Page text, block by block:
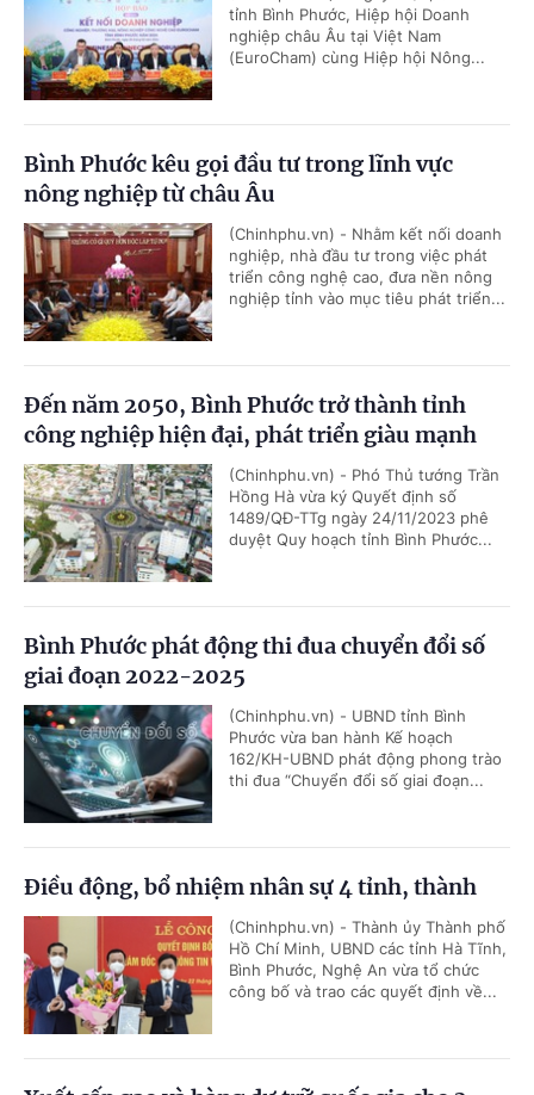
tỉnh Bình Phước, Hiệp hội Doanh
nghiệp châu Âu tại Việt Nam
(EuroCham) cùng Hiệp hội Nông...
Bình Phước kêu gọi đầu tư trong lĩnh vực
nông nghiệp từ châu Âu
(Chinhphu.vn) - Nhằm kết nối doanh
nghiệp, nhà đầu tư trong việc phát
triển công nghệ cao, đưa nền nông
nghiệp tỉnh vào mục tiêu phát triển...
Đến năm 2050, Bình Phước trở thành tỉnh
công nghiệp hiện đại, phát triển giàu mạnh
(Chinhphu.vn) - Phó Thủ tướng Trần
Hồng Hà vừa ký Quyết định số
1489/QĐ-TTg ngày 24/11/2023 phê
duyệt Quy hoạch tỉnh Bình Phước...
Bình Phước phát động thi đua chuyển đổi số
giai đoạn 2022-2025
(Chinhphu.vn) - UBND tỉnh Bình
Phước vừa ban hành Kế hoạch
162/KH-UBND phát động phong trào
thi đua “Chuyển đổi số giai đoạn...
Điều động, bổ nhiệm nhân sự 4 tỉnh, thành
(Chinhphu.vn) - Thành ủy Thành phố
Hồ Chí Minh, UBND các tỉnh Hà Tĩnh,
Bình Phước, Nghệ An vừa tổ chức
công bố và trao các quyết định về...